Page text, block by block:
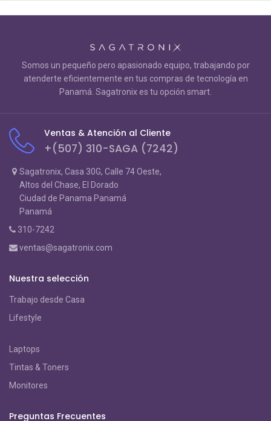
Somos un pequeño pero apasionado equipo, trabajando por
atenderte eficientemente en tus compras de tecnología en
Panamá. Sagatronix es tu opción smart.
Ventas & Atención al Cliente
+(507) 310-SAGA (7242)
Sagatronix, Casa 30G, Calle 74 Oeste,
Altos del Chase, El Dorado
Ciudad de Panama Panamá
Panamá
310-7242
ventas@sagatronix.com
Nuestra selección
Trabajo desde Casa
Lifestyle
Laptops
Tintas & Toners
Monitores
Preguntas Frecuentes